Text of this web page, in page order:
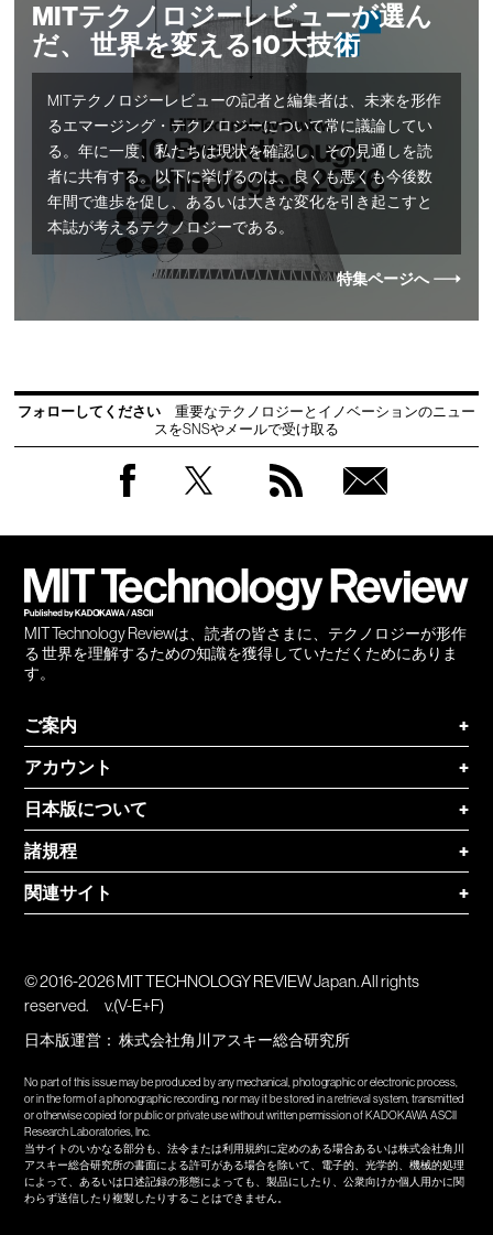
MITテクノロジーレビューが選ん
だ、 世界を変える10大技術
MITテクノロジーレビューの記者と編集者は、未来を形作
るエマージング・テクノロジーについて常に議論してい
る。年に一度、私たちは現状を確認し、その見通しを読
者に共有する。以下に挙げるのは、良くも悪くも今後数
年間で進歩を促し、あるいは大きな変化を引き起こすと
本誌が考えるテクノロジーである。
特集ページへ
フォローしてください
重要なテクノロジーとイノベーションのニュー
スをSNSやメールで受け取る
MIT Technology Reviewは、読者の皆さまに、テクノロジーが形作
る 世界を理解するための知識を獲得していただくためにありま
す。
ご案内
+
アカウント
+
日本版について
+
諸規程
+
関連サイト
+
© 2016-2026 MIT TECHNOLOGY REVIEW Japan. All rights
reserved.
v.(V-E+F)
日本版運営：株式会社角川アスキー総合研究所
No part of this issue may be produced by any mechanical, photographic or electronic process,
or in the form of a phonographic recording, nor may it be stored in a retrieval system, transmitted
or otherwise copied for public or private use without written permission of KADOKAWA ASCII
Research Laboratories, Inc.
当サイトのいかなる部分も、法令または利用規約に定めのある場合あるいは株式会社角川
アスキー総合研究所の書面による許可がある場合を除いて、電子的、光学的、機械的処理
によって、あるいは口述記録の形態によっても、製品にしたり、公衆向けか個人用かに関
わらず送信したり複製したりすることはできません。